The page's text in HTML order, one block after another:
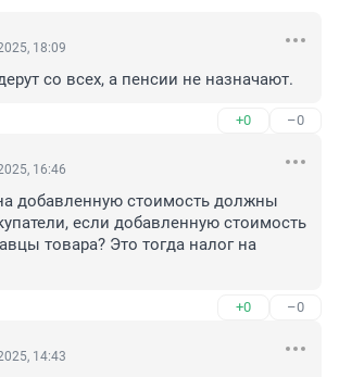
18:09
со всех, а пенсии не назначают.
+0 –0
16:46
добавленную стоимость должны
если добавленную стоимость
товара? Это тогда налог на
+0 –0
14:43